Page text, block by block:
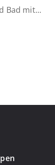
Bad mit...